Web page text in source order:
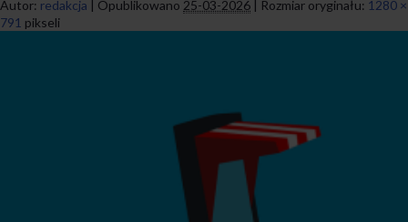
Autor: redakcja | Opublikowano 25-03-2026 | Rozmiar oryginału: 1280 ×
791 pikseli